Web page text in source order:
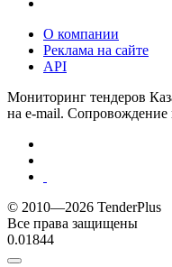
О компании
Реклама на сайте
API
Мониторинг тендеров
на e-mail. Сопровождение
© 2010—2026 TenderPlus
Все права защищены
0.01844